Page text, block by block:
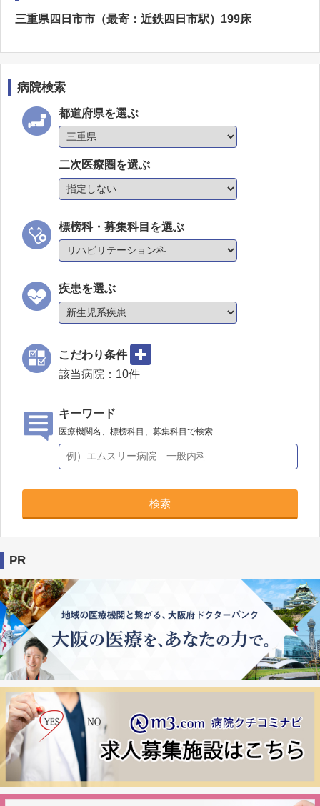
三重県四日市市（最寄：近鉄四日市駅）199床
病院検索
都道府県を選ぶ
二次医療圏を選ぶ
標榜科・募集科目を選ぶ
疾患を選ぶ
こだわり条件
該当病院： 10件
キーワード
医療機関名、標榜科目、募集科目で検索
検索
PR